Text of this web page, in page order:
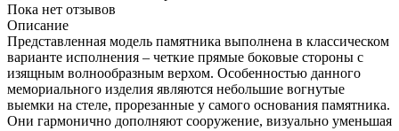
Пока нет отзывов
Описание
Представленная модель памятника выполнена в классическом
варианте исполнения – четкие прямые боковые стороны с
изящным волнообразным верхом. Особенностью данного
мемориального изделия являются небольшие вогнутые
выемки на стеле, прорезанные у самого основания памятника.
Они гармонично дополняют сооружение, визуально уменьшая